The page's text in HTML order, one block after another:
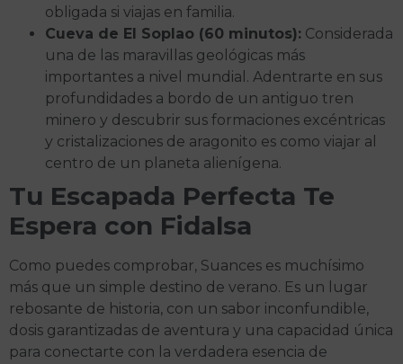
obligada si viajas en familia.
Cueva de El Soplao (60 minutos): Considerada
una de las maravillas geológicas más
importantes a nivel mundial. Adentrarte en sus
profundidades a bordo de un antiguo tren
minero y descubrir sus formaciones excéntricas
y cristalizaciones de aragonito es como viajar al
centro de un planeta alienígena.
Tu Escapada Perfecta Te
Espera con Fidalsa
Como puedes comprobar, Suances es muchísimo
más que un simple destino de verano. Es un lugar
rebosante de historia, con un sabor inconfundible,
dosis garantizadas de aventura y una capacidad única
para conectarte con la verdadera esencia de